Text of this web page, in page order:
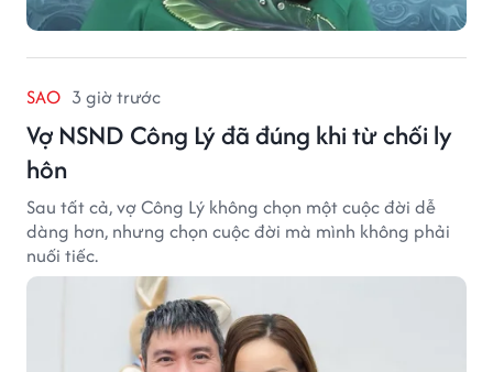
SAO 3 giờ trước
Vợ NSND Công Lý đã đúng khi từ chối ly
hôn
Sau tất cả, vợ Công Lý không chọn một cuộc đời dễ
dàng hơn, nhưng chọn cuộc đời mà mình không phải
nuối tiếc.